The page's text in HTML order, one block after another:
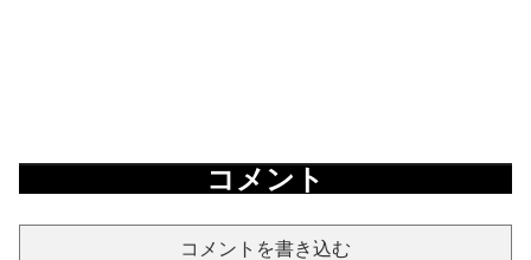
コメント
コメントを書き込む